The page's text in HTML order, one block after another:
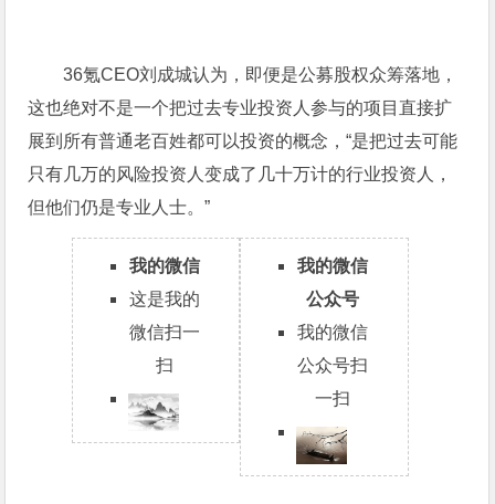
36氪CEO刘成城认为，即便是公募股权众筹落地，
这也绝对不是一个把过去专业投资人参与的项目直接扩
展到所有普通老百姓都可以投资的概念，“是把过去可能
只有几万的风险投资人变成了几十万计的行业投资人，
但他们仍是专业人士。”
我的微信
这是我的
微信扫一
扫
我的微信
公众号
我的微信
公众号扫
一扫